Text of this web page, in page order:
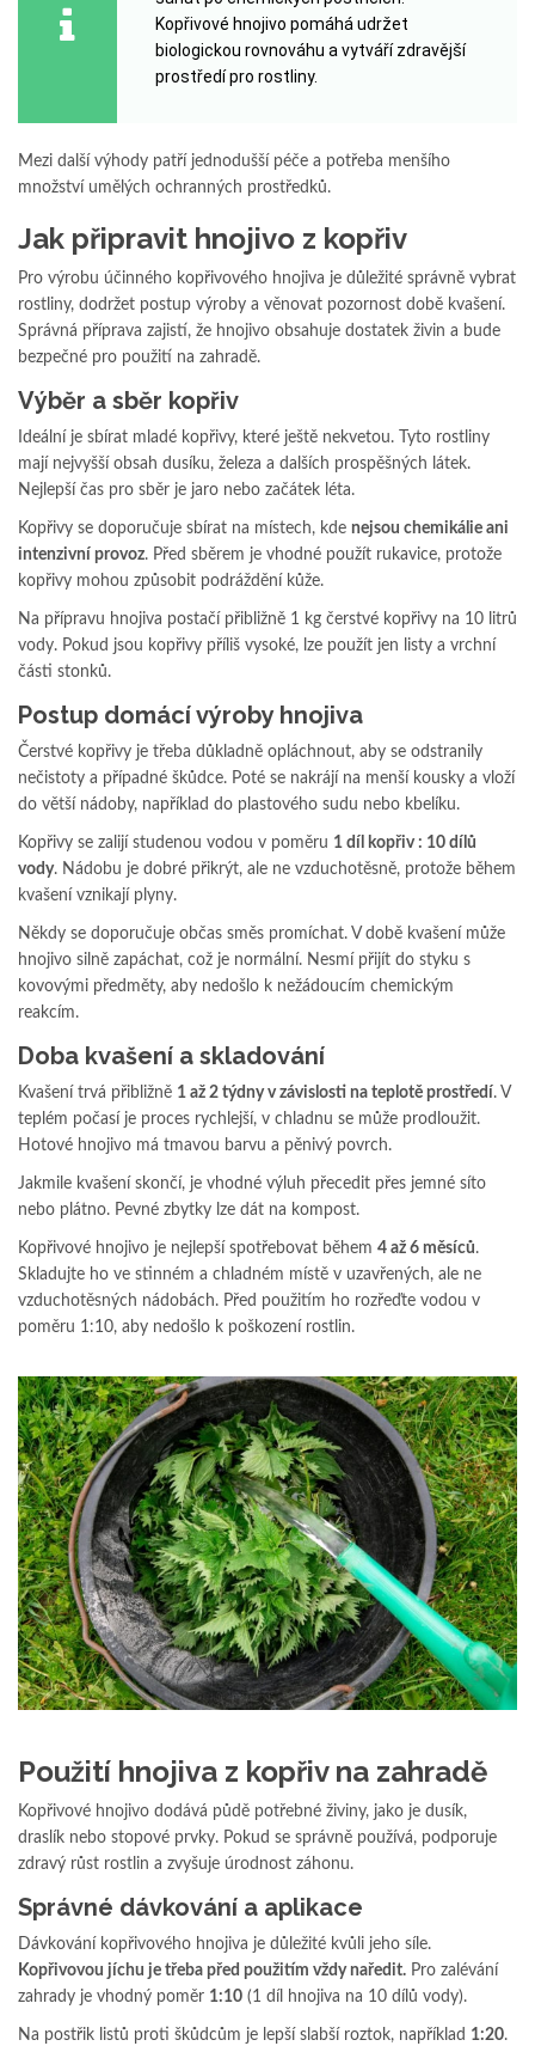
Kopřivové hnojivo pomáhá udržet
biologickou rovnováhu a vytváří zdravější
prostředí pro rostliny.
Mezi další výhody patří jednodušší péče a potřeba menšího
množství umělých ochranných prostředků.
Jak připravit hnojivo z kopřiv
Pro výrobu účinného kopřivového hnojiva je důležité správně vybrat
rostliny, dodržet postup výroby a věnovat pozornost době kvašení.
Správná příprava zajistí, že hnojivo obsahuje dostatek živin a bude
bezpečné pro použití na zahradě.
Výběr a sběr kopřiv
Ideální je sbírat mladé kopřivy, které ještě nekvetou. Tyto rostliny
mají nejvyšší obsah dusíku, železa a dalších prospěšných látek.
Nejlepší čas pro sběr je jaro nebo začátek léta.
Kopřivy se doporučuje sbírat na místech, kde nejsou chemikálie ani
intenzivní provoz. Před sběrem je vhodné použít rukavice, protože
kopřivy mohou způsobit podráždění kůže.
Na přípravu hnojiva postačí přibližně 1 kg čerstvé kopřivy na 10 litrů
vody. Pokud jsou kopřivy příliš vysoké, lze použít jen listy a vrchní
části stonků.
Postup domácí výroby hnojiva
Čerstvé kopřivy je třeba důkladně opláchnout, aby se odstranily
nečistoty a případné škůdce. Poté se nakrájí na menší kousky a vloží
do větší nádoby, například do plastového sudu nebo kbelíku.
Kopřivy se zalijí studenou vodou v poměru 1 díl kopřiv : 10 dílů
vody. Nádobu je dobré přikrýt, ale ne vzduchotěsně, protože během
kvašení vznikají plyny.
Někdy se doporučuje občas směs promíchat. V době kvašení může
hnojivo silně zapáchat, což je normální. Nesmí přijít do styku s
kovovými předměty, aby nedošlo k nežádoucím chemickým
reakcím.
Doba kvašení a skladování
Kvašení trvá přibližně 1 až 2 týdny v závislosti na teplotě prostředí. V
teplém počasí je proces rychlejší, v chladnu se může prodloužit.
Hotové hnojivo má tmavou barvu a pěnivý povrch.
Jakmile kvašení skončí, je vhodné výluh přecedit přes jemné síto
nebo plátno. Pevné zbytky lze dát na kompost.
Kopřivové hnojivo je nejlepší spotřebovat během 4 až 6 měsíců.
Skladujte ho ve stinném a chladném místě v uzavřených, ale ne
vzduchotěsných nádobách. Před použitím ho rozřeďte vodou v
poměru 1:10, aby nedošlo k poškození rostlin.
Použití hnojiva z kopřiv na zahradě
Kopřivové hnojivo dodává půdě potřebné živiny, jako je dusík,
draslík nebo stopové prvky. Pokud se správně používá, podporuje
zdravý růst rostlin a zvyšuje úrodnost záhonu.
Správné dávkování a aplikace
Dávkování kopřivového hnojiva je důležité kvůli jeho síle.
Kopřivovou jíchu je třeba před použitím vždy naředit. Pro zalévání
zahrady je vhodný poměr 1:10 (1 díl hnojiva na 10 dílů vody).
Na postřik listů proti škůdcům je lepší slabší roztok, například 1:20.